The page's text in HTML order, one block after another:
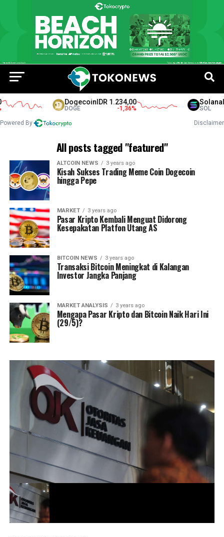
DogecoinIDR 1.234,00
DOGE -1,36%
Solana
SOL
Powered By Disclaimer
All posts tagged "featured"
ALTCOIN NEWS 3 years ago
Kisah Sukses Trading Meme Coin Dogecoin
hingga Pepe
MARKET 3 years ago
Pasar Kripto Kembali Menguat Didorong
Kesepakatan Platfon Utang AS
BITCOIN NEWS 3 years ago
Transaksi Bitcoin Meningkat di Kalangan
Investor Jangka Panjang
MARKET ANALYSIS 3 years ago
Mengapa Pasar Kripto dan Bitcoin Naik Hari Ini
(29/5)?